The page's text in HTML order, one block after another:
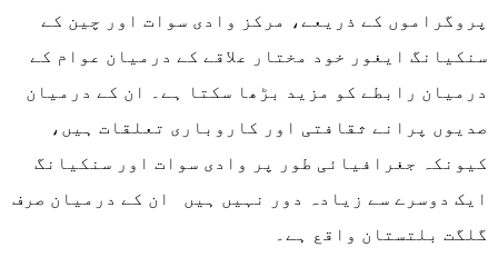
پروگراموں کے ذریعے، مرکز وادی سوات اور چین کے
سنکیانگ ایغور خود مختار علاقے کے درمیان عوام کے
درمیان رابطے کو مزید بڑھا سکتا ہے۔ ان کے درمیان
صدیوں پرانے ثقافتی اور کاروباری تعلقات ہیں،
کیونکہ جغرافیائی طور پر وادی سوات اور سنکیانگ
ایک دوسرے سے زیادہ دور نہیں ہیں ان کے درمیان صرف
گلگت بلتستان واقع ہے۔